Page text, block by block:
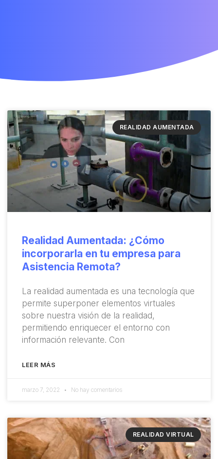
REALIDAD AUMENTADA
Realidad Aumentada: ¿Cómo
incorporarla en tu empresa para
Asistencia Remota?
La realidad aumentada es una tecnología que
permite superponer elementos virtuales
sobre nuestra visión de la realidad,
permitiendo enriquecer el entorno con
información relevante. Con
LEER MÁS
marzo 7, 2022 No hay comentarios
REALIDAD VIRTUAL